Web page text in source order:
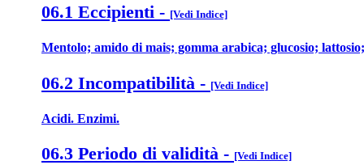
06.1 Eccipienti - [Vedi Indice]
Mentolo; amido di mais; gomma arabica; glucosio;
06.2 Incompatibilità - [Vedi Indice]
Acidi. Enzimi.
06.3 Periodo di validità - [Vedi Indice]